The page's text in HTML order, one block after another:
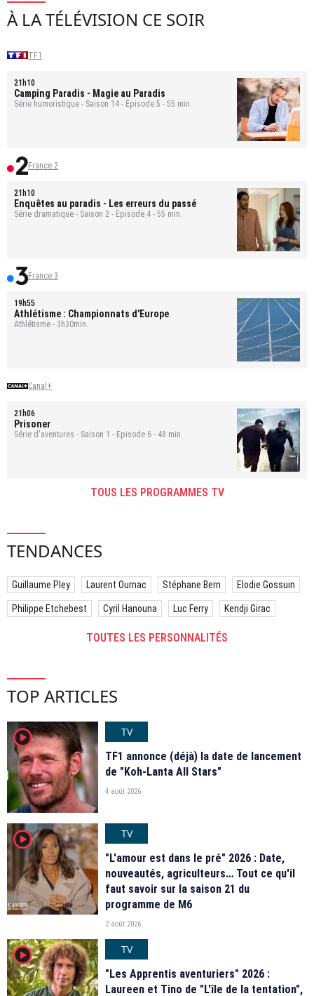
À LA TÉLÉVISION CE SOIR
TF1
21h10
Camping Paradis - Magie au Paradis
Série humoristique - Saison 14 - Épisode 5 - 55 min.
France 2
21h10
Enquêtes au paradis - Les erreurs du passé
Série dramatique - Saison 2 - Épisode 4 - 55 min.
France 3
19h55
Athlétisme : Championnats d'Europe
Athlétisme - 3h30min.
Canal+
21h06
Prisoner
Série d'aventures - Saison 1 - Épisode 6 - 48 min.
TOUS LES PROGRAMMES TV
TENDANCES
Guillaume Pley Laurent Ournac Stéphane Bern Elodie Gossuin
Philippe Etchebest Cyril Hanouna Luc Ferry Kendji Girac
TOUTES LES PERSONNALITÉS
TOP ARTICLES
player2
TV
TF1 annonce (déjà) la date de lancement
de "Koh-Lanta All Stars"
4 août 2026
player2
TV
"L'amour est dans le pré" 2026 : Date,
nouveautés, agriculteurs… Tout ce qu'il
faut savoir sur la saison 21 du
programme de M6
2 août 2026
player2
TV
"Les Apprentis aventuriers" 2026 :
Laureen et Tino de "L'île de la tentation",